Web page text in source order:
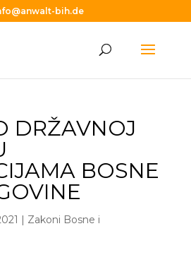
bih.de
DRŽAVNOJ
BOSNE
| Zakoni Bosne i